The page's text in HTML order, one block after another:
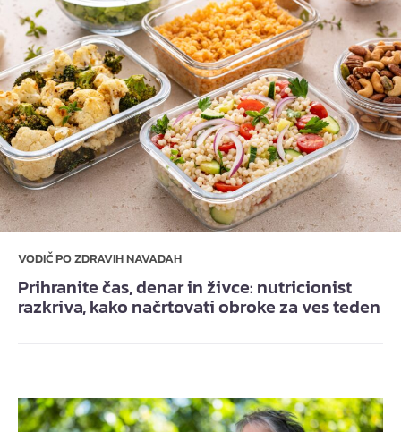
VODIČ PO ZDRAVIH NAVADAH
Prihranite čas, denar in živce: nutricionist
razkriva, kako načrtovati obroke za ves teden